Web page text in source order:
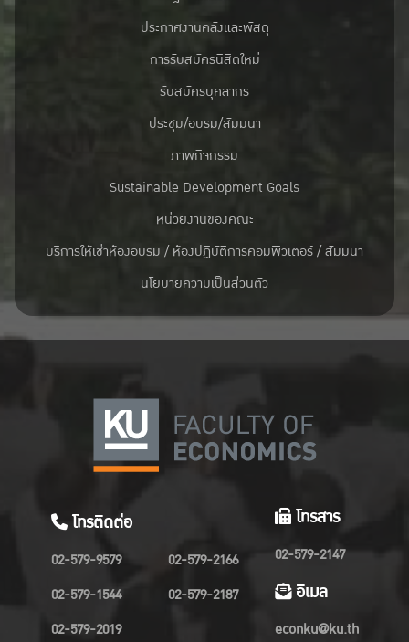
ประกาศงานคลังและพัสดุ
การรับสมัครนิสิตใหม่
รับสมัครบุคลากร
ประชุม/อบรม/สัมมนา
ภาพกิจกรรม
Sustainable Development Goals
หน่วยงานของคณะ
บริการให้เช่าห้องอบรม / ห้องปฏิบัติการคอมพิวเตอร์ / สัมมนา
นโยบายความเป็นส่วนตัว
โทรติดต่อ
02-579-9579
02-579-1544
02-579-2019
02-579-2166
02-579-2187
โทรสาร
02-579-2147
อีเมล
econku@ku.th